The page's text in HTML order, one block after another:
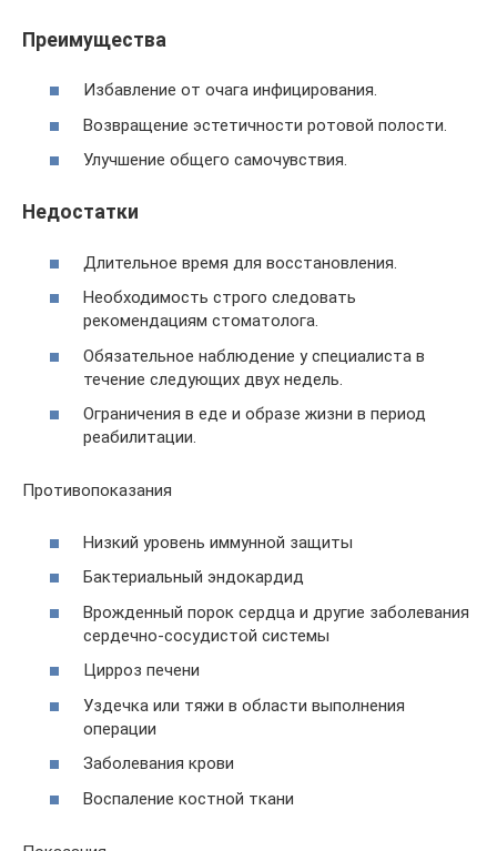
Преимущества
Избавление от очага инфицирования.
Возвращение эстетичности ротовой полости.
Улучшение общего самочувствия.
Недостатки
Длительное время для восстановления.
Необходимость строго следовать
рекомендациям стоматолога.
Обязательное наблюдение у специалиста в
течение следующих двух недель.
Ограничения в еде и образе жизни в период
реабилитации.
Противопоказания
Низкий уровень иммунной защиты
Бактериальный эндокардид
Врожденный порок сердца и другие заболевания
сердечно-сосудистой системы
Цирроз печени
Уздечка или тяжи в области выполнения
операции
Заболевания крови
Воспаление костной ткани